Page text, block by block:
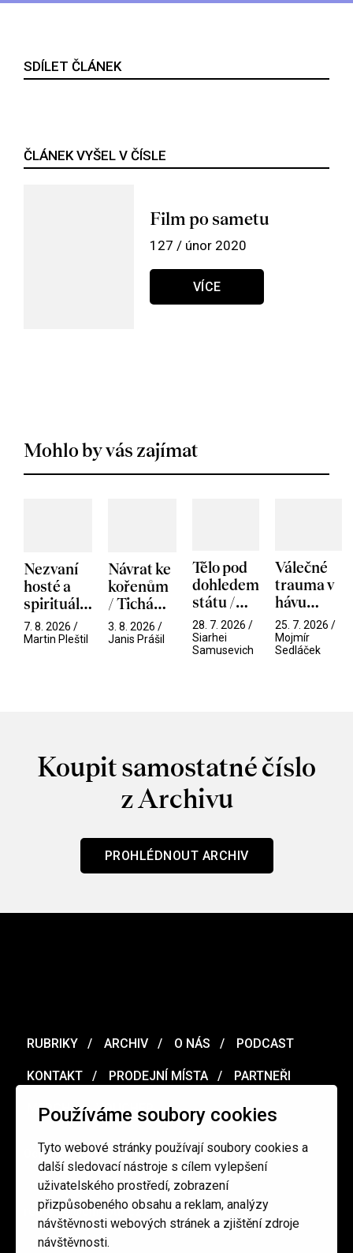
Používáme soubory cookies
Tyto webové stránky používají soubory cookies a
další sledovací nástroje s cílem vylepšení
uživatelského prostředí, zobrazení
přizpůsobeného obsahu a reklam, analýzy
návštěvnosti webových stránek a zjištění zdroje
návštěvnosti.
SDÍLET ČLÁNEK
ČLÁNEK VYŠEL V ČÍSLE
Film po sametu
127 / únor 2020
VÍCE
Mohlo by vás zajímat
Nezvaní
hosté a
spirituální
narušitelé
z vesmíru
7. 8. 2026 /
Martin Pleštil
Návrat ke
kořenům
/ Tichá
přítelkyně
3. 8. 2026 /
Janis Prášil
Tělo pod
dohledem
státu /
Pramen
28. 7. 2026 /
Siarhei
Samusevich
Válečné
trauma v
hávu
spektáklu
/ Odyssea
25. 7. 2026 /
Mojmír
Sedláček
Koupit samostatné číslo
z Archivu
PROHLÉDNOUT ARCHIV
RUBRIKY ARCHIV O NÁS PODCAST
KONTAKT PRODEJNÍ MÍSTA PARTNEŘI
MERCH VOUCHER
Ochrana osobních údajů / Obchodní podmínky
redakce@cinepur.cz